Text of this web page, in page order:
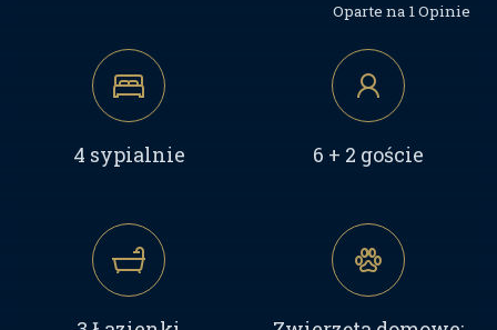
Oparte na 1 Opinie
4 sypialnie 6 + 2 goście